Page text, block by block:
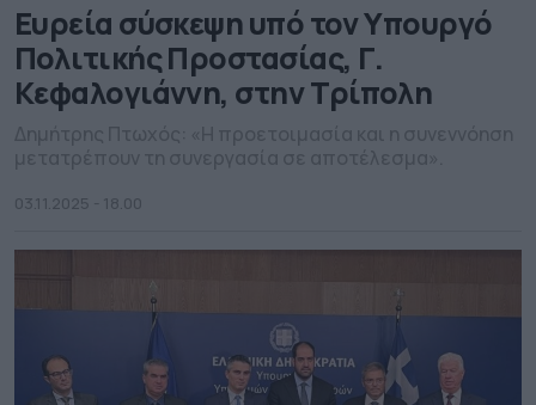
Ευρεία σύσκεψη υπό τον Υπουργό
Πολιτικής Προστασίας, Γ.
Κεφαλογιάννη, στην Τρίπολη
03.11.2025 - 18.00